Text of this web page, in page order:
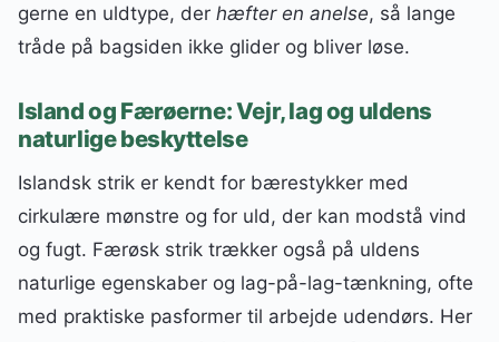
gerne en uldtype, der hæfter en anelse, så lange
tråde på bagsiden ikke glider og bliver løse.
Island og Færøerne: Vejr, lag og uldens
naturlige beskyttelse
Islandsk strik er kendt for bærestykker med
cirkulære mønstre og for uld, der kan modstå vind
og fugt. Færøsk strik trækker også på uldens
naturlige egenskaber og lag-på-lag-tænkning, ofte
med praktiske pasformer til arbejde udendørs. Her